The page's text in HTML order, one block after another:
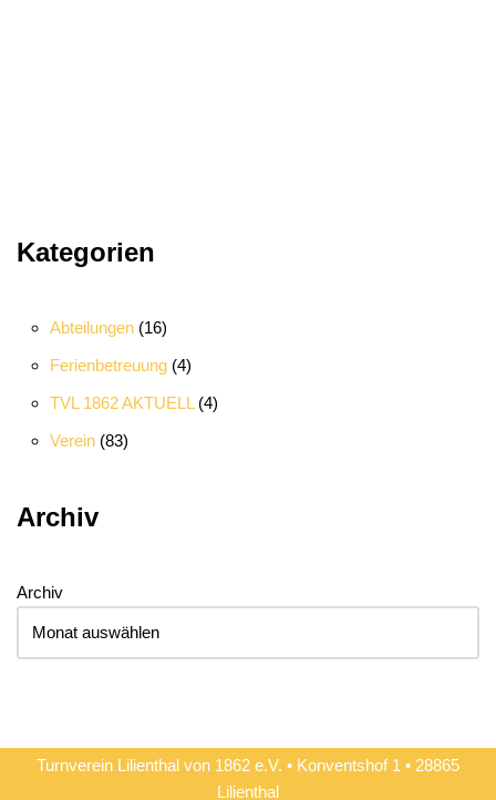
Kategorien
Abteilungen (16)
Ferienbetreuung (4)
TVL 1862 AKTUELL (4)
Verein (83)
Archiv
Archiv
Turnverein Lilienthal von 1862 e.V. • Konventshof 1 • 28865
Lilienthal